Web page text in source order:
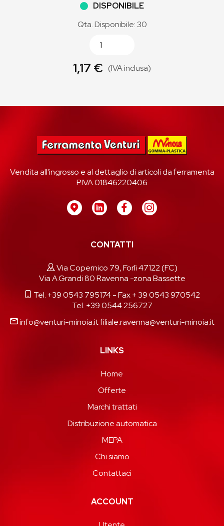
DISPONIBILE
Qta. Disponibile: 30
1,17 € (IVA inclusa)
Vendita all'ingrosso e al dettaglio di articoli da ferramenta
P.IVA 01846220406
CONTATTI
Via Copernico 79, Forlì 47122 (FC)
Via A.Grandi 80 Ravenna -zona Bassette
Tel. +39 0543 795174- Fax + 39 0543 970542
Tel. +39 0544 256727
info@venturi-minoia.itfiliale.ravenna@venturi-minoia.it
LINKS
Home
Offerte
Marchi trattati
Distribuzione automatica
MEPA
Chi siamo
Contattaci
ACCOUNT